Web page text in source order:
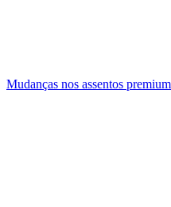
Mudanças nos assentos